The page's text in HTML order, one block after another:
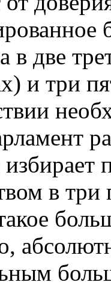
в две
и три
в три